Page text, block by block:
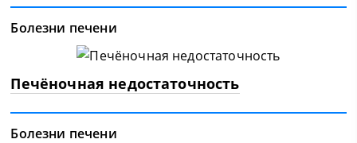
Болезни печени
Печёночная недостаточность
Болезни печени